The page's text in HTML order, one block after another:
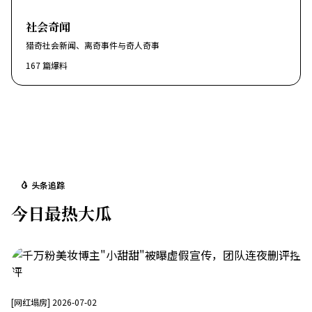
社会奇闻
猎奇社会新闻、离奇事件与奇人奇事
167篇爆料
头条追踪
今日最热大瓜
[网红塌房] 2026-07-02